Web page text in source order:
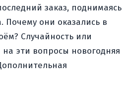
заказ, поднимаясь
Почему они оказались в
Случайность или
эти вопросы новогодняя